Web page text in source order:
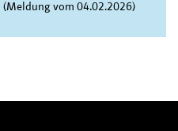
(Meldung vom 04.02.2026)